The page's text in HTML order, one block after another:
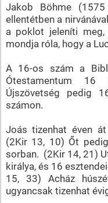
Jakob Böhme
ellentétben a
a poklot jeleníti
mondja róla, hogy a
A 16-os szám a
Ótestamentum
Újszövetség pedig
számon.
Joás tizenhat éven
(2Kir 13, 10) Őt
sorban. (2Kir 14, 21)
királya, és 16
15, 33) Acház
ugyancsak tizenhat